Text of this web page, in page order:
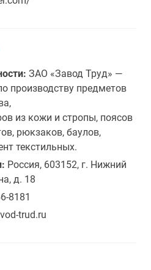
ЗАО «Завод Труд» —
производству предметов
из кожи и стропы, поясов
рюкзаков, баулов,
текстильных.
Россия, 603152, г. Нижний
д. 18
8181
trud.ru